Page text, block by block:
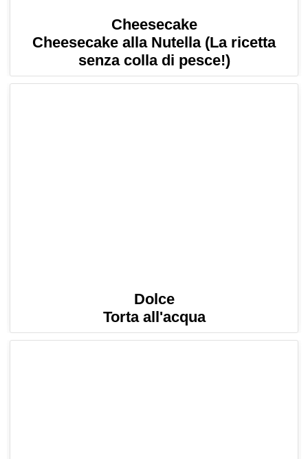
Cheesecake
Cheesecake alla Nutella (La ricetta
senza colla di pesce!)
Dolce
Torta all'acqua